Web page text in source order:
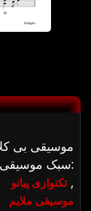
موسیقی بی
سبک موسیقی:
تکنوازی پیانو,
موسیقی ملایم